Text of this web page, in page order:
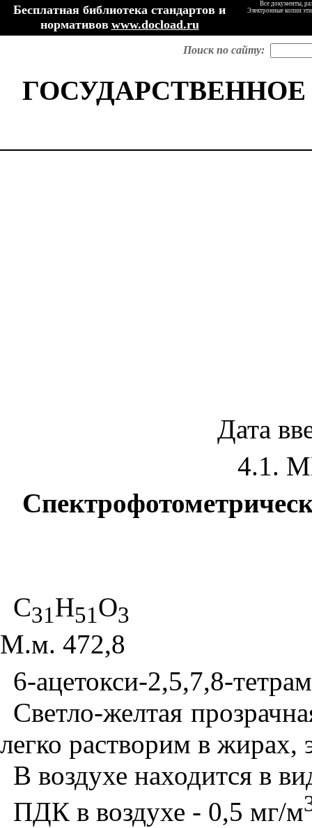
Бесплатная библиотека стандартов и
нормативов www.docload.ru
Все документы,
Электронные копии
Поиск по сайту:
Дата
4.1.
С31Н51О3
М.м. 472,8
6-ацетокси-2,5,7,8-
Светло-желтая
легко растворим в жирах,
В воздухе находится в
ПДК в воздухе - 0,5 мг/м